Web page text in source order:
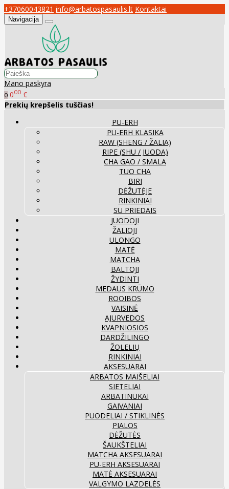
+37060043821 info@arbatospasaulis.lt Kontaktai
Navigacija
Mano paskyra
0 000 €
Prekių krepšelis tuščias!
PU-ERH
PU-ERH KLASIKA
RAW (SHENG / ŽALIA)
RIPE (SHU / JUODA)
CHA GAO / SMALA
TUO CHA
BIRI
DĖŽUTĖJE
RINKINIAI
SU PRIEDAIS
JUODOJI
ŽALIOJI
ULONGO
MATĖ
MATCHA
BALTOJI
ŽYDINTI
MEDAUS KRŪMO
ROOIBOS
VAISINĖ
AJURVEDOS
KVAPNIOSIOS
DARDŽILINGO
ŽOLELIŲ
RINKINIAI
AKSESUARAI
ARBATOS MAIŠELIAI
SIETELIAI
ARBATINUKAI
GAIVANIAI
PUODELIAI / STIKLINĖS
PIALOS
DĖŽUTĖS
ŠAUKŠTELIAI
MATCHA AKSESUARAI
PU-ERH AKSESUARAI
MATĖ AKSESUARAI
VALGYMO LAZDELĖS